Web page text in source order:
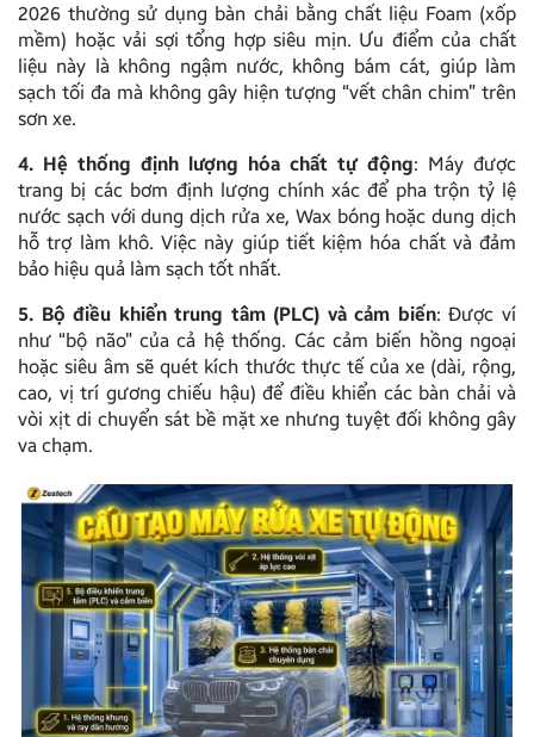
2026 thường sử dụng bàn chải bằng chất liệu Foam (xốp
mềm) hoặc vải sợi tổng hợp siêu mịn. Ưu điểm của chất
liệu này là không ngậm nước, không bám cát, giúp làm
sạch tối đa mà không gây hiện tượng “vết chân chim” trên
sơn xe.
4. Hệ thống định lượng hóa chất tự động: Máy được
trang bị các bơm định lượng chính xác để pha trộn tỷ lệ
nước sạch với dung dịch rửa xe, Wax bóng hoặc dung dịch
hỗ trợ làm khô. Việc này giúp tiết kiệm hóa chất và đảm
bảo hiệu quả làm sạch tốt nhất.
5. Bộ điều khiển trung tâm (PLC) và cảm biến: Được ví
như “bộ não” của cả hệ thống. Các cảm biến hồng ngoại
hoặc siêu âm sẽ quét kích thước thực tế của xe (dài, rộng,
cao, vị trí gương chiếu hậu) để điều khiển các bàn chải và
vòi xịt di chuyển sát bề mặt xe nhưng tuyệt đối không gây
va chạm.